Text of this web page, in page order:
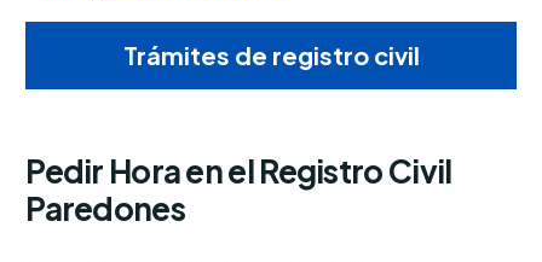
Trámites de registro civil
Pedir Hora en el Registro Civil
Paredones